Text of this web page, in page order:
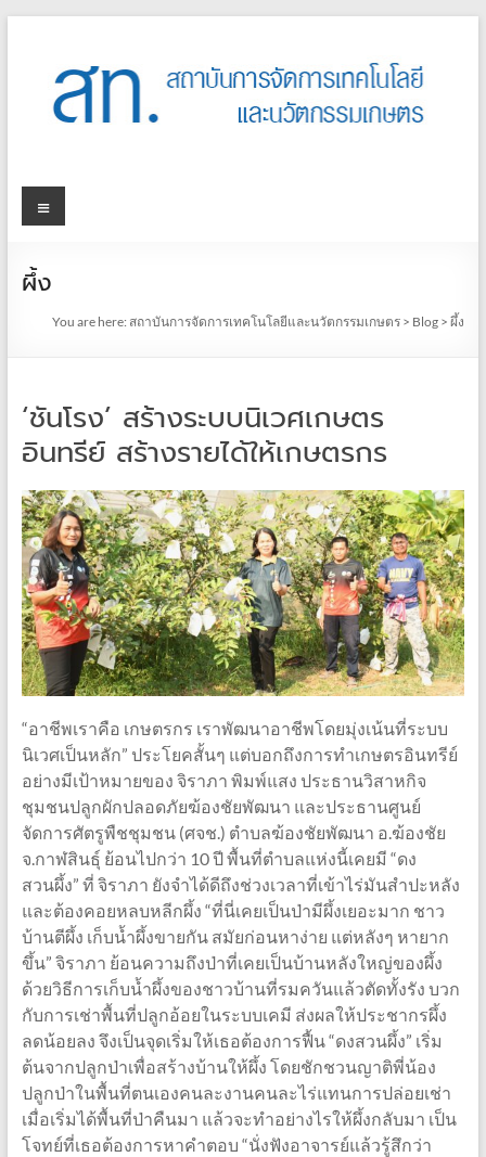
ผึ้ง
You are here: สถาบันการจัดการเทคโนโลยีและนวัตกรรมเกษตร > Blog >ผึ้ง
‘ชันโรง’ สร้างระบบนิเวศเกษตร
อินทรีย์ สร้างรายได้ให้เกษตรกร
“อาชีพเราคือ เกษตรกร เราพัฒนาอาชีพโดยมุ่งเน้นที่ระบบ
นิเวศเป็นหลัก” ประโยคสั้นๆ แต่บอกถึงการทำเกษตรอินทรีย์
อย่างมีเป้าหมายของ จิราภา พิมพ์แสง ประธานวิสาหกิจ
ชุมชนปลูกผักปลอดภัยฆ้องชัยพัฒนา และประธานศูนย์
จัดการศัตรูพืชชุมชน (ศจช.) ตำบลฆ้องชัยพัฒนา อ.ฆ้องชัย
จ.กาฬสินธุ์ ย้อนไปกว่า 10 ปี พื้นที่ตำบลแห่งนี้เคยมี “ดง
สวนผึ้ง” ที่ จิราภา ยังจำได้ดีถึงช่วงเวลาที่เข้าไร่มันสำปะหลัง
และต้องคอยหลบหลีกผึ้ง “ที่นี่เคยเป็นป่ามีผึ้งเยอะมาก ชาว
บ้านตีผึ้ง เก็บน้ำผึ้งขายกัน สมัยก่อนหาง่าย แต่หลังๆ หายาก
ขึ้น” จิราภา ย้อนความถึงป่าที่เคยเป็นบ้านหลังใหญ่ของผึ้ง
ด้วยวิธีการเก็บน้ำผึ้งของชาวบ้านที่รมควันแล้วตัดทั้งรัง บวก
กับการเช่าพื้นที่ปลูกอ้อยในระบบเคมี ส่งผลให้ประชากรผึ้ง
ลดน้อยลง จึงเป็นจุดเริ่มให้เธอต้องการฟื้น “ดงสวนผึ้ง” เริ่ม
ต้นจากปลูกป่าเพื่อสร้างบ้านให้ผึ้ง โดยชักชวนญาติพี่น้อง
ปลูกป่าในพื้นที่ตนเองคนละงานคนละไร่แทนการปล่อยเช่า
เมื่อเริ่มได้พื้นที่ป่าคืนมา แล้วจะทำอย่างไรให้ผึ้งกลับมา เป็น
โจทย์ที่เธอต้องการหาคำตอบ “นั่งฟังอาจารย์แล้วรู้สึกว่า